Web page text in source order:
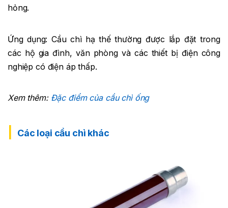
hỏng.
Ứng dụng: Cầu chì hạ thế thường được lắp đặt trong
các hộ gia đình, văn phòng và các thiết bị điện công
nghiệp có điện áp thấp.
Xem thêm: Đặc điểm của cầu chì ống
Các loại cầu chì khác